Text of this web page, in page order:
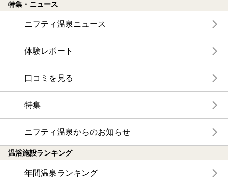
特集・ニュース
ニフティ温泉ニュース
体験レポート
口コミを見る
特集
ニフティ温泉からのお知らせ
温浴施設ランキング
年間温泉ランキング